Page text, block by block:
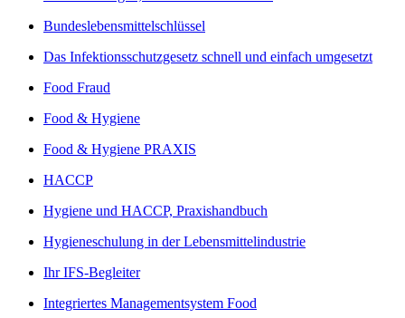
Bundeslebensmittelschlüssel
Das Infektionsschutzgesetz schnell und einfach umgesetzt
Food Fraud
Food & Hygiene
Food & Hygiene PRAXIS
HACCP
Hygiene und HACCP, Praxishandbuch
Hygieneschulung in der Lebensmittelindustrie
Ihr IFS-Begleiter
Integriertes Managementsystem Food